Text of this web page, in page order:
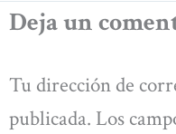
Deja un
Tu dirección de
publicada. Los